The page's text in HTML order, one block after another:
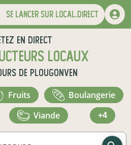
se lancer sur local.direct
en direct
locaux
de Plougonven
fruits
boulangerie
viande +4